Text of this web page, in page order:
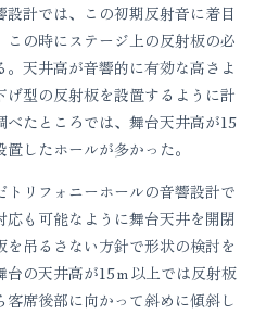
計では、この初期反射音に着目
この時にステージ上の反射板の必
天井高が音響的に有効な高さよ
げ型の反射板を設置するように計
べたところでは、舞台天井高が15
したホールが多かった。
リフォニーホールの音響設計で
応も可能なように舞台天井を開閉
吊るさない方針で形状の検討を
台の天井高が15ｍ以上では反射板
席後部に向かって斜めに傾斜し